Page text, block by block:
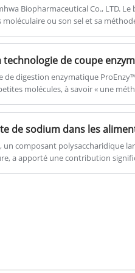
besides its
appeal in
cosmetic
Biopharmaceutical Co., LTD. Le
ou son sel et sa
de digestion enzymatique
molécules, à savoir « une
l'Office national de la propriété
chinois, ce qui constitue une
dans notre pays.
de sodium dans les
un composant polysaccharidique
a apporté une contribution